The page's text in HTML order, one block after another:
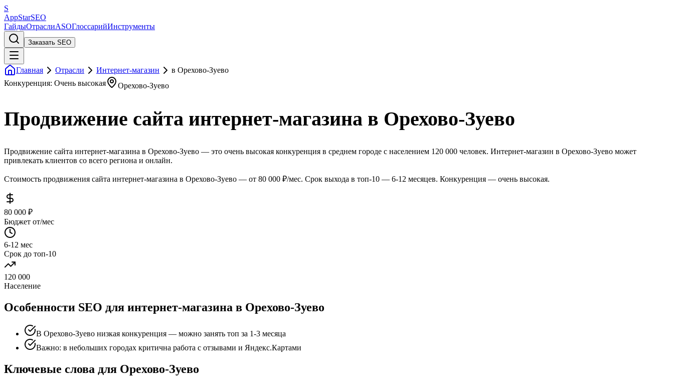
S
AppStarSEO
ГайдыОтраслиASOГлоссарийИнструменты
Заказать SEO
Главная Отрасли Интернет-магазин
в Орехово-Зуево
Конкуренция: Очень высокая
Орехово-Зуево
Продвижение сайта интернет-магазина в Орехово-Зуево
Продвижение сайта интернет-магазина в Орехово-Зуево — это очень высокая конкуренция в среднем городе с населением 120 000 человек. Интернет-магазин в Орехово-Зуево может
привлекать клиентов со всего региона и онлайн.
Стоимость продвижения сайта интернет-магазина в Орехово-Зуево — от 80 000 ₽/мес. Срок выхода в топ-10 — 6-12 месяцев. Конкуренция — очень высокая.
80 000 ₽
Бюджет от/мес
6-12 мес
Срок до топ-10
120 000
Население
Особенности SEO для интернет-магазина в Орехово-Зуево
В Орехово-Зуево низкая конкуренция — можно занять топ за 1-3 месяца
Важно: в небольших городах критична работа с отзывами и Яндекс.Картами
Ключевые слова для Орехово-Зуево